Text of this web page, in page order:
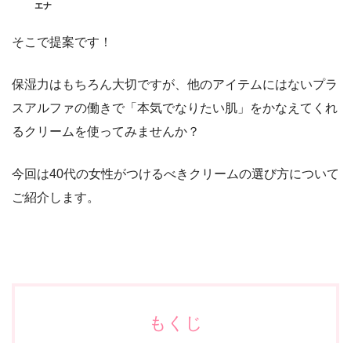
エナ
そこで提案です！
保湿力はもちろん大切ですが、他のアイテムにはないプラ
スアルファの働き で「本気でなりたい肌」をかなえてくれ
るクリームを使ってみませんか？
今回は40代の女性がつけるべきクリームの選び方について
ご紹介します。
もくじ